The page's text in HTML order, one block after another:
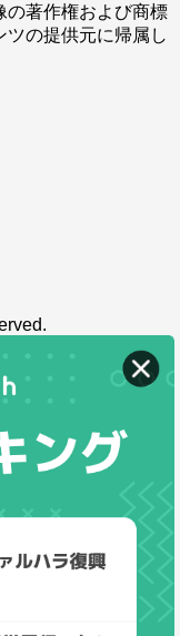
著作権および商標
の提供元に帰属し